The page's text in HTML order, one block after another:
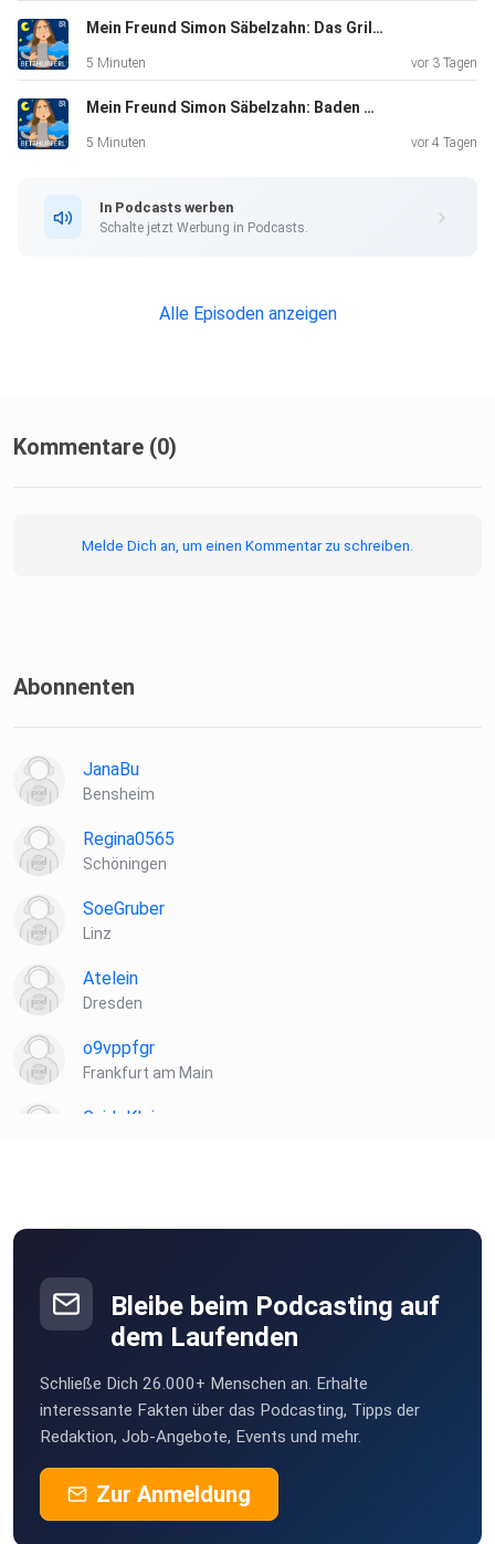
Mein Freund Simon Säbelzahn: Das Grillfest | Eine Gute-Nacht-Geschichte ab 5 Jahren
5 Minuten vor 3 Tagen
Mein Freund Simon Säbelzahn: Baden gehen | Eine Gute-Nacht-Geschichte ab 5 Jahren
5 Minuten vor 4 Tagen
In Podcasts werben
Schalte jetzt Werbung in Podcasts.
Alle Episoden anzeigen
Kommentare (0)
Melde Dich an, um einen Kommentar zu schreiben.
Abonnenten
JanaBu
Bensheim
Regina0565
Schöningen
SoeGruber
Linz
Atelein
Dresden
o9vppfgr
Frankfurt am Main
GuidoKlein
Bleibe beim Podcasting auf
dem Laufenden
Schließe Dich 26.000+ Menschen an. Erhalte
interessante Fakten über das Podcasting, Tipps der
Redaktion, Job-Angebote, Events und mehr.
Zur Anmeldung